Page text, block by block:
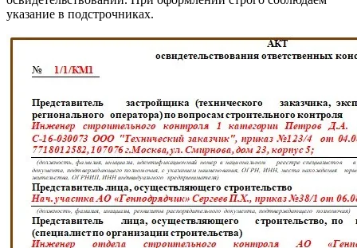
указание в подстрочниках.